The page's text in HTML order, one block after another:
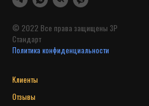
© 2022 Все права защищены 3Р
Стандарт
Политика конфиденциальности
Клиенты
Отзывы